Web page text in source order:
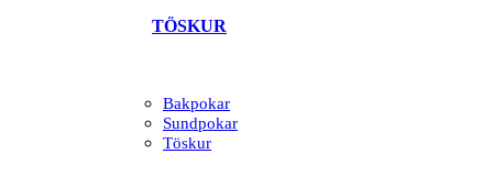
TÖSKUR
Bakpokar
Sundpokar
Töskur